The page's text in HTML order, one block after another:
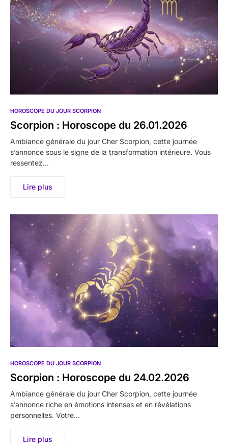
HOROSCOPE DU JOUR SCORPION
Scorpion : Horoscope du 26.01.2026
Ambiance générale du jour Cher Scorpion, cette journée
s’annonce sous le signe de la transformation intérieure. Vous
ressentez…
Lire plus
HOROSCOPE DU JOUR SCORPION
Scorpion : Horoscope du 24.02.2026
Ambiance générale du jour Cher Scorpion, cette journée
s’annonce riche en émotions intenses et en révélations
personnelles. Votre…
Lire plus